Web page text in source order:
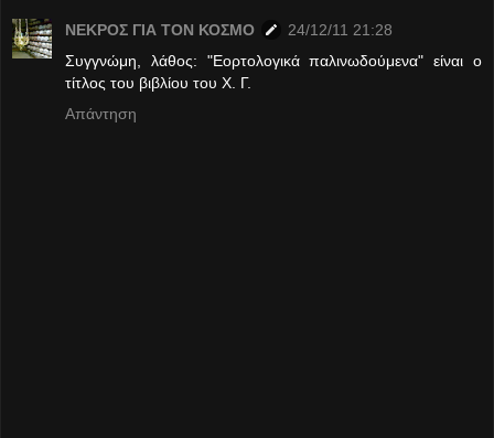
ΝΕΚΡΟΣ ΓΙΑ ΤΟΝ ΚΟΣΜΟ
24/12/11 21:28
Συγγνώμη, λάθος: "Εορτολογικά παλινωδούμενα" είναι ο
τίτλος του βιβλίου του Χ. Γ.
Απάντηση